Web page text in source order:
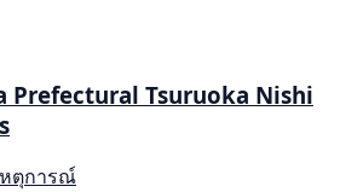
Prefectural Tsuruoka Nishi
หตุการณ์